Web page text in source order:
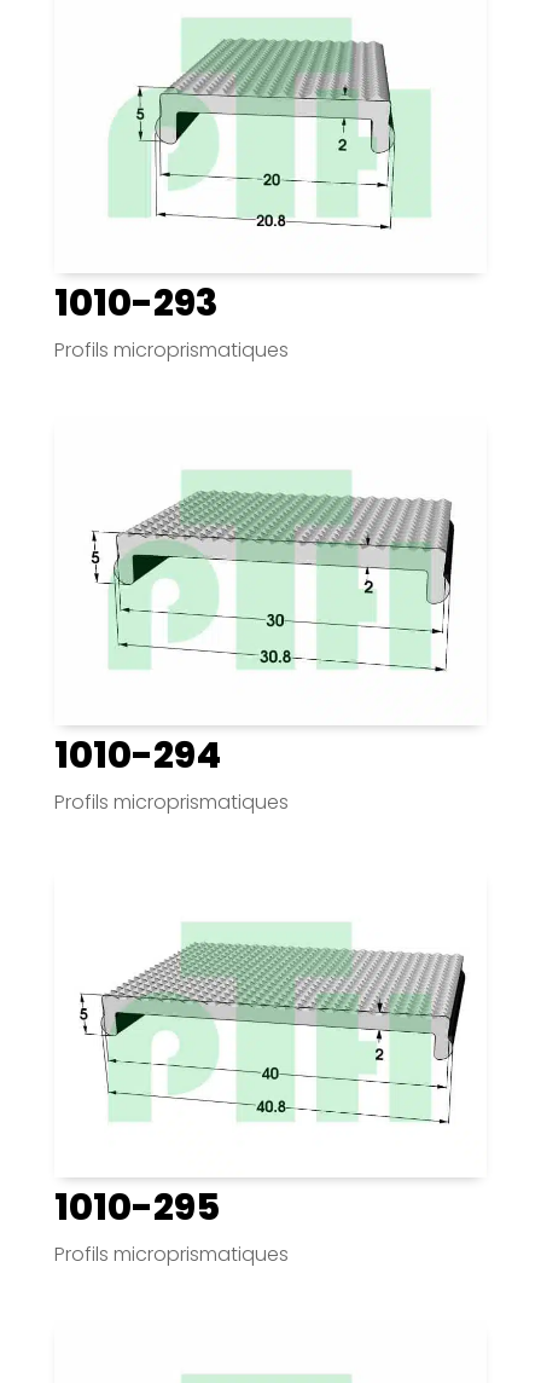
1010-293
Profils microprismatiques
1010-294
Profils microprismatiques
1010-295
Profils microprismatiques